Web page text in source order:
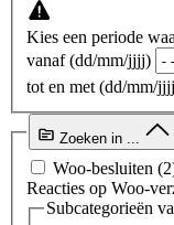
Kies een periode
vanaf (dd/mm/jjjj)
tot en met (dd/mm/
Zoeken in ...
Woo-besluiten
Reacties op Woo-
Subcategorieën